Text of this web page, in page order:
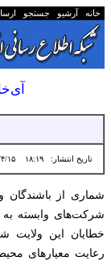
خانه آرشیو جستجو
تاریخ انتشار:۱۸:۱۹ ۱۴۰۵/۴/۱۵
شماری از باشندگان
شرکت‌های وابسته به
خطایان این ولایت
رعایت معیارهای